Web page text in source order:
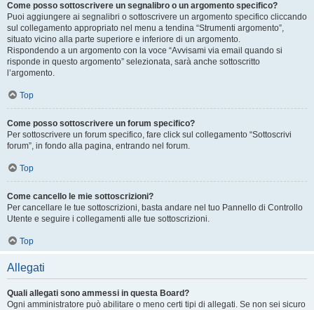
Come posso sottoscrivere un segnalibro o un argomento specifico?
Puoi aggiungere ai segnalibri o sottoscrivere un argomento specifico cliccando
sul collegamento appropriato nel menu a tendina “Strumenti argomento”,
situato vicino alla parte superiore e inferiore di un argomento.
Rispondendo a un argomento con la voce “Avvisami via email quando si
risponde in questo argomento” selezionata, sarà anche sottoscritto
l’argomento.
Top
Come posso sottoscrivere un forum specifico?
Per sottoscrivere un forum specifico, fare click sul collegamento “Sottoscrivi
forum”, in fondo alla pagina, entrando nel forum.
Top
Come cancello le mie sottoscrizioni?
Per cancellare le tue sottoscrizioni, basta andare nel tuo Pannello di Controllo
Utente e seguire i collegamenti alle tue sottoscrizioni.
Top
Allegati
Quali allegati sono ammessi in questa Board?
Ogni amministratore può abilitare o meno certi tipi di allegati. Se non sei sicuro